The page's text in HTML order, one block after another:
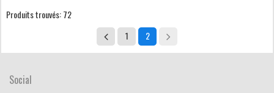
Produits trouvés: 72
1
2
Social